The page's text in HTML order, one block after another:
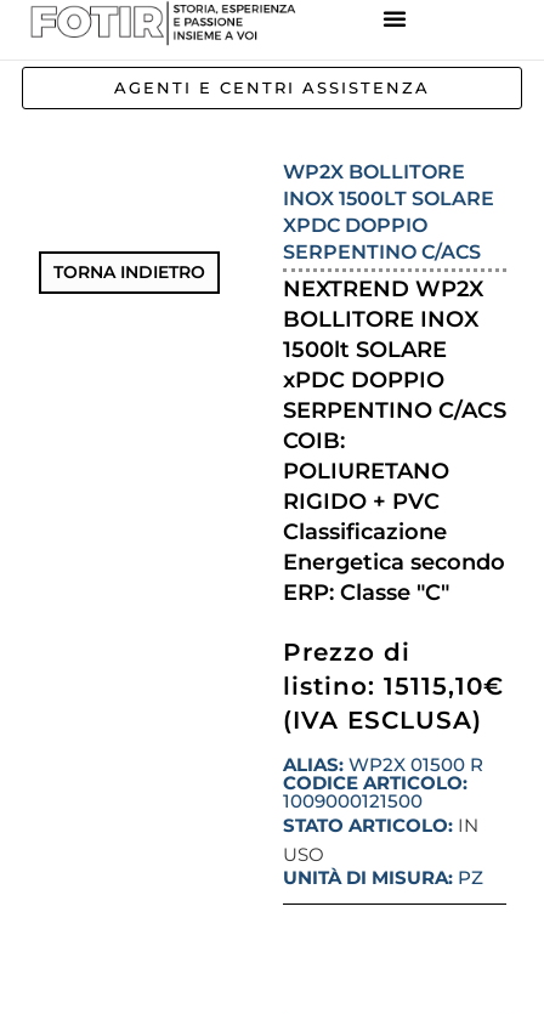
AGENTI E CENTRI ASSISTENZA
TORNA INDIETRO
WP2X BOLLITORE
INOX 1500LT SOLARE
XPDC DOPPIO
SERPENTINO C/ACS
NEXTREND WP2X
BOLLITORE INOX
1500lt SOLARE
xPDC DOPPIO
SERPENTINO C/ACS
COIB:
POLIURETANO
RIGIDO + PVC
Classificazione
Energetica secondo
ERP: Classe "C"
Prezzo di
listino: 15115,10€
(IVA ESCLUSA)
ALIAS:WP2X 01500 R
CODICE ARTICOLO:
1009000121500
STATO ARTICOLO: IN
USO
UNITÀ DI MISURA:PZ